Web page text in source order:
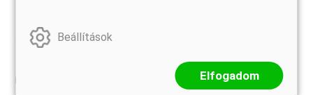
délszaki növények északi fekvésű vidékeken való termőre
fogása volt.Beállítások
Elfogadom